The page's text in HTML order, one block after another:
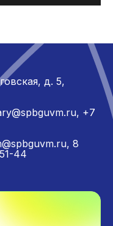
д. 5,
, +7
, 8
44